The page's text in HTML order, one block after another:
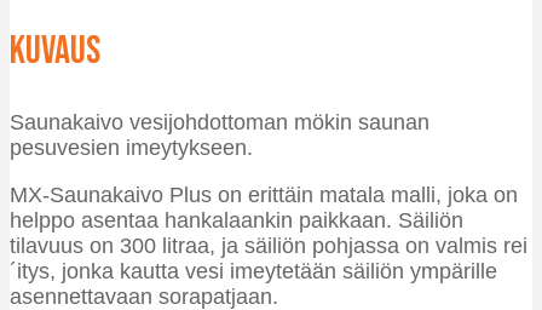
Kuvaus
Saunakaivo vesijohdottoman mökin saunan
pesuvesien imeytykseen.
MX-Saunakaivo Plus on erittäin matala malli, joka on
helppo asentaa hankalaankin paikkaan. Säiliön
tilavuus on 300 litraa, ja säiliön pohjassa on valmis rei
´itys, jonka kautta vesi imeytetään säiliön ympärille
asennettavaan sorapatjaan.